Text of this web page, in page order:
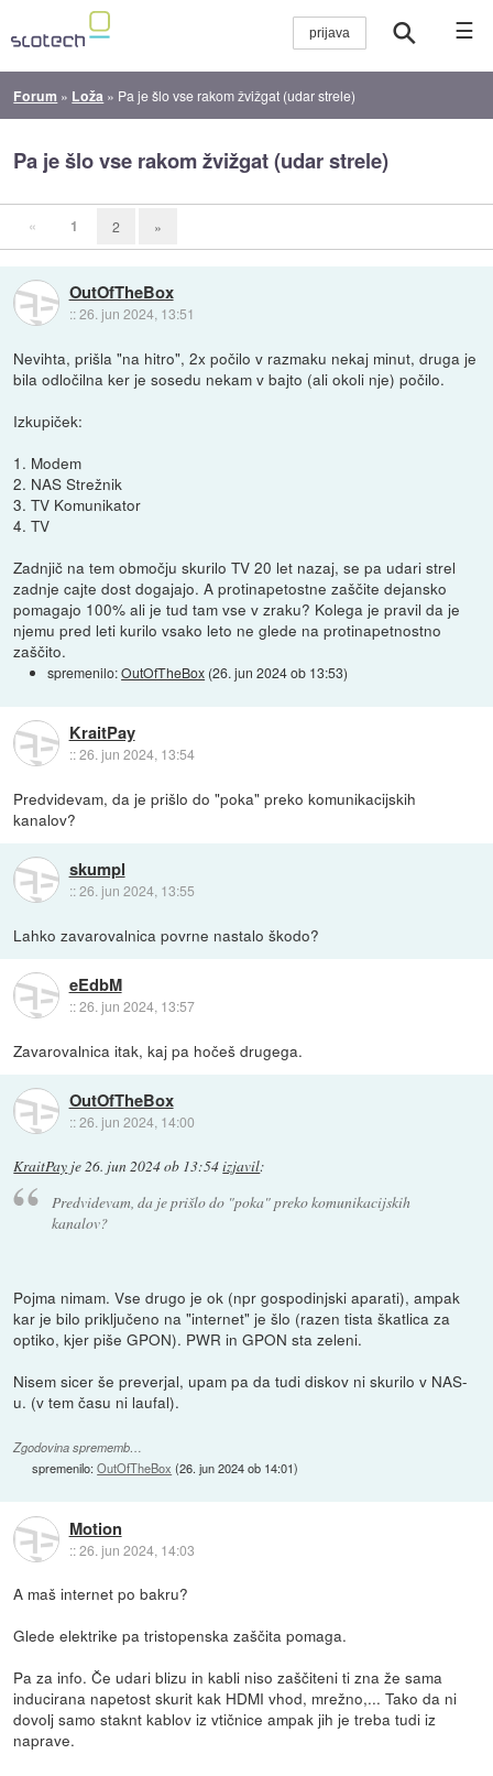
☰
Forum » Loža » Pa je šlo vse rakom žvižgat (udar strele)
Pa je šlo vse rakom žvižgat (udar strele)
« 1 2 »
OutOfTheBox
::26. jun 2024, 13:51
Nevihta, prišla "na hitro", 2x počilo v razmaku nekaj minut, druga je
bila odločilna ker je sosedu nekam v bajto (ali okoli nje) počilo.
Izkupiček:
1. Modem
2. NAS Strežnik
3. TV Komunikator
4. TV
Zadnjič na tem območju skurilo TV 20 let nazaj, se pa udari strel
zadnje cajte dost dogajajo. A protinapetostne zaščite dejansko
pomagajo 100% ali je tud tam vse v zraku? Kolega je pravil da je
njemu pred leti kurilo vsako leto ne glede na protinapetnostno
zaščito.
spremenilo:OutOfTheBox (26. jun 2024 ob 13:53)
KraitPay
::26. jun 2024, 13:54
Predvidevam, da je prišlo do "poka" preko komunikacijskih
kanalov?
skumpl
::26. jun 2024, 13:55
Lahko zavarovalnica povrne nastalo škodo?
eEdbM
::26. jun 2024, 13:57
Zavarovalnica itak, kaj pa hočeš drugega.
OutOfTheBox
::26. jun 2024, 14:00
KraitPay je26. jun 2024 ob 13:54izjavil:
Predvidevam, da je prišlo do "poka" preko komunikacijskih
kanalov?
Pojma nimam. Vse drugo je ok (npr gospodinjski aparati), ampak
kar je bilo priključeno na "internet" je šlo (razen tista škatlica za
optiko, kjer piše GPON). PWR in GPON sta zeleni.
Nisem sicer še preverjal, upam pa da tudi diskov ni skurilo v NAS-
u. (v tem času ni laufal).
Zgodovina sprememb…
spremenilo:OutOfTheBox (26. jun 2024 ob 14:01)
Motion
::26. jun 2024, 14:03
A maš internet po bakru?
Glede elektrike pa tristopenska zaščita pomaga.
Pa za info. Če udari blizu in kabli niso zaščiteni ti zna že sama
inducirana napetost skurit kak HDMI vhod, mrežno,... Tako da ni
dovolj samo staknt kablov iz vtičnice ampak jih je treba tudi iz
naprave.